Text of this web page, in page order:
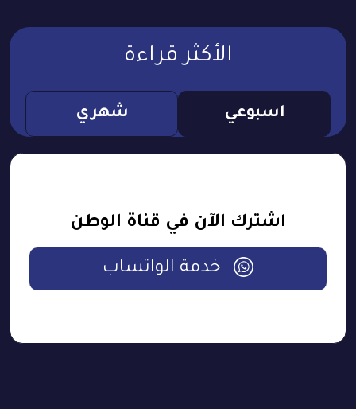
الأكثر قراءة
اسبوعي شهري
اشترك الآن في قناة الوطن
خدمة الواتساب